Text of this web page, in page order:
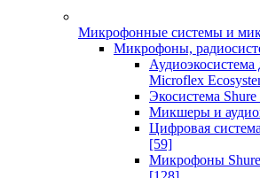
Микрофонные системы и
Микрофоны,
Microflex
Экосистема Shure
Микшеры и
Цифровая
[59]
Микрофоны